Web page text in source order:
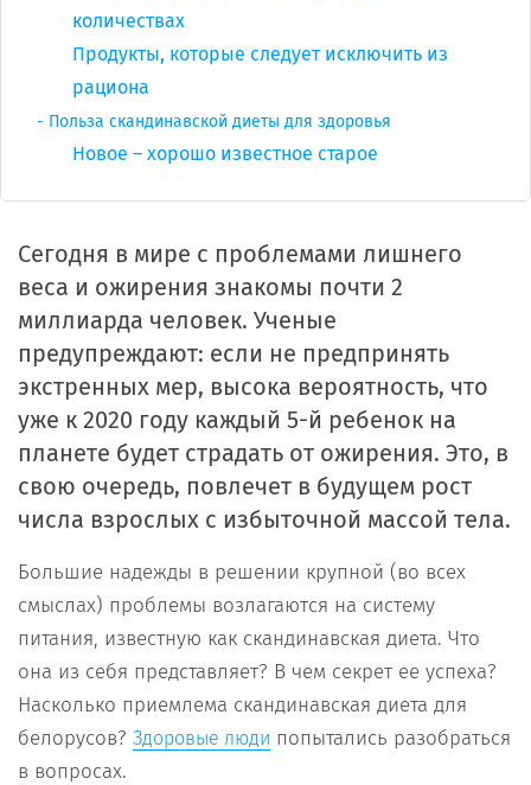
количествах
Продукты, которые следует исключить из
рациона
Польза скандинавской диеты для здоровья
Новое – хорошо известное старое
Сегодня в мире с проблемами лишнего
веса и ожирения знакомы почти 2
миллиарда человек. Ученые
предупреждают: если не предпринять
экстренных мер, высока вероятность, что
уже к 2020 году каждый 5-й ребенок на
планете будет страдать от ожирения. Это, в
свою очередь, повлечет в будущем рост
числа взрослых с избыточной массой тела.
Большие надежды в решении крупной (во всех
смыслах) проблемы возлагаются на систему
питания, известную как скандинавская диета. Что
она из себя представляет? В чем секрет ее успеха?
Насколько приемлема скандинавская диета для
белорусов? Здоровые люди попытались разобраться
в вопросах.